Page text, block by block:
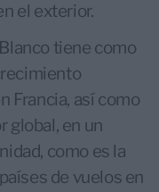
el exterior.
tiene como
Francia, así como
global, en un
como es la
de vuelos en